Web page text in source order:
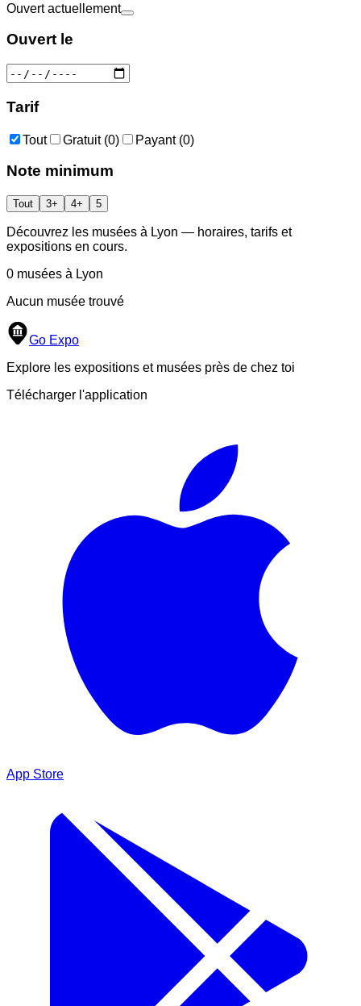
Ouvert actuellement
Ouvert le
Tarif
Tout Gratuit (0) Payant (0)
Note minimum
Tout 3+ 4+ 5
Découvrez les musées à Lyon — horaires, tarifs et
expositions en cours.
0 musées à Lyon
Aucun musée trouvé
Go Expo
Explore les expositions et musées près de chez toi
Télécharger l'application
App Store